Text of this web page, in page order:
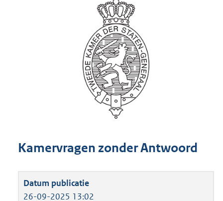
Kamervragen zonder Antwoord
26-09-2025 13:02